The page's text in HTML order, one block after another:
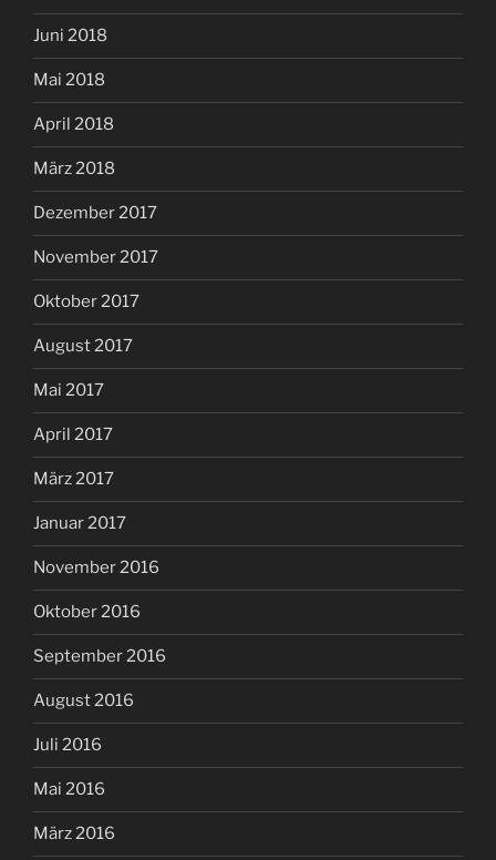
Juni 2018
Mai 2018
April 2018
März 2018
Dezember 2017
November 2017
Oktober 2017
August 2017
Mai 2017
April 2017
März 2017
Januar 2017
November 2016
Oktober 2016
September 2016
August 2016
Juli 2016
Mai 2016
März 2016